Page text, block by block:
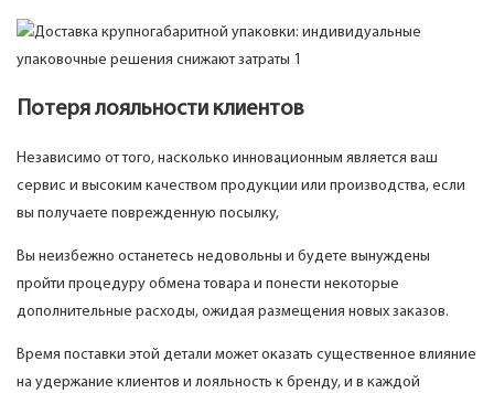
Потеря лояльности клиентов
Независимо от того, насколько инновационным является ваш
сервис и высоким качеством продукции или производства, если
вы получаете поврежденную посылку,
Вы неизбежно останетесь недовольны и будете вынуждены
пройти процедуру обмена товара и понести некоторые
дополнительные расходы, ожидая размещения новых заказов.
Время поставки этой детали может оказать существенное влияние
на удержание клиентов и лояльность к бренду, и в каждой